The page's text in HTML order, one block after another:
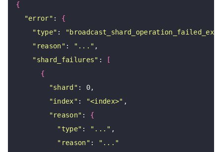
{
"error" : {
"type" :
"reason" : "..." ,
"shard_failures" :
[
{
"shard" : 0,
"index" : "<index>" ,
"reason" : {
"type" : "..." ,
"reason" :
"..."